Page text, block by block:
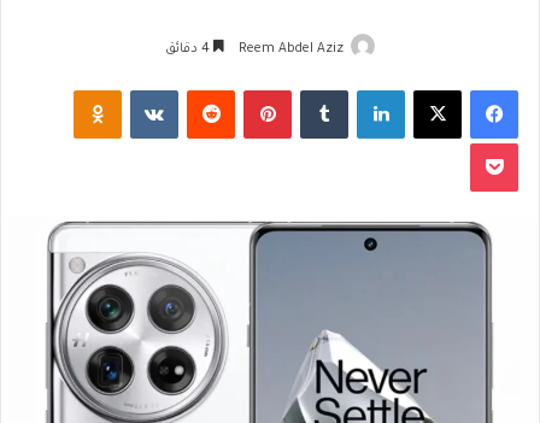
Reem Abdel Aziz
فيسبوك لينكدإن بينتيريست